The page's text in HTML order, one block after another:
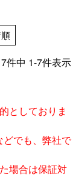
7件中 1-7件表示
としておりま
でも、弊社で
場合は保証対